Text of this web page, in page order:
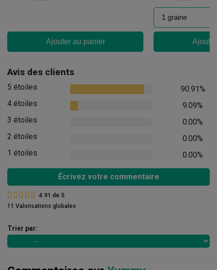
Ajouter au panier
Avis des clients
5 étoiles
90.91%
4 étoiles
9.09%
3 étoiles
0.00%
2 étoiles
0.00%
1 étoiles
0.00%
Écrivez votre commentaire
4.91 de 5
11 Valorisations globales
Trier par: